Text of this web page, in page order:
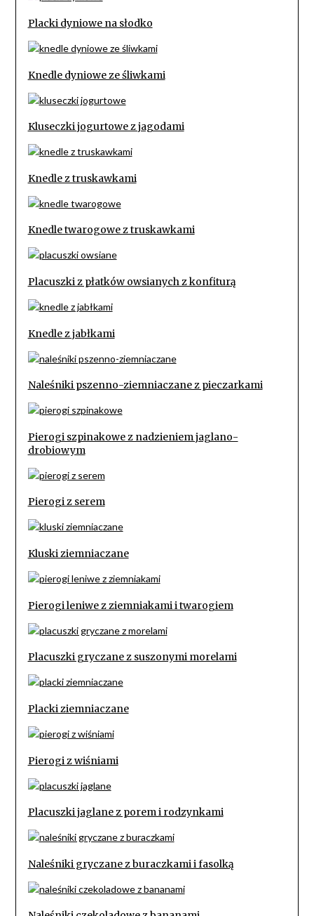
Placki dyniowe na słodko
Knedle dyniowe ze śliwkami
Kluseczki jogurtowe z jagodami
Knedle z truskawkami
Knedle twarogowe z truskawkami
Placuszki z płatków owsianych z konfiturą
Knedle z jabłkami
Naleśniki pszenno-ziemniaczane z pieczarkami
Pierogi szpinakowe z nadzieniem jaglano-
drobiowym
Pierogi z serem
Kluski ziemniaczane
Pierogi leniwe z ziemniakami i twarogiem
Placuszki gryczane z suszonymi morelami
Placki ziemniaczane
Pierogi z wiśniami
Placuszki jaglane z porem i rodzynkami
Naleśniki gryczane z buraczkami i fasolką